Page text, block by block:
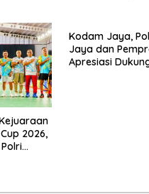
2026,
Kodam Jaya,
Jaya dan
Apresiasi